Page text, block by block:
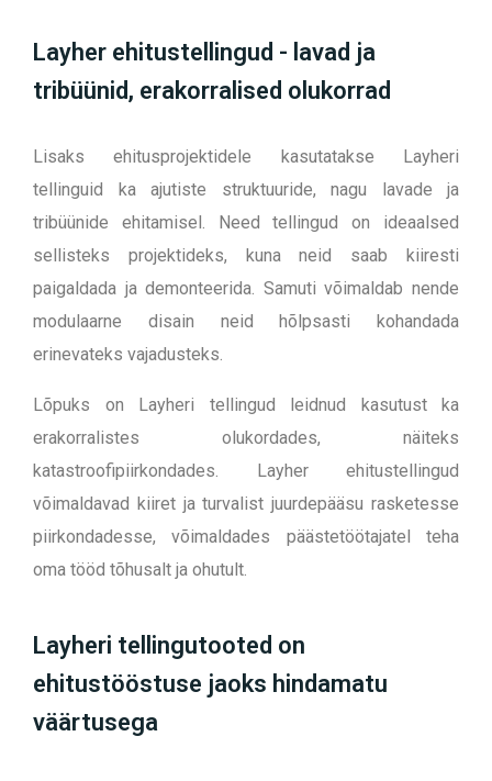
Layher ehitustellingud - lavad ja
tribüünid, erakorralised olukorrad
Lisaks ehitusprojektidele kasutatakse Layheri
tellinguid ka ajutiste struktuuride, nagu lavade ja
tribüünide ehitamisel. Need tellingud on ideaalsed
sellisteks projektideks, kuna neid saab kiiresti
paigaldada ja demonteerida. Samuti võimaldab nende
modulaarne disain neid hõlpsasti kohandada
erinevateks vajadusteks.
Lõpuks on Layheri tellingud leidnud kasutust ka
erakorralistes olukordades, näiteks
katastroofipiirkondades. Layher ehitustellingud
võimaldavad kiiret ja turvalist juurdepääsu rasketesse
piirkondadesse, võimaldades päästetöötajatel teha
oma tööd tõhusalt ja ohutult.
Layheri tellingutooted on
ehitustööstuse jaoks hindamatu
väärtusega